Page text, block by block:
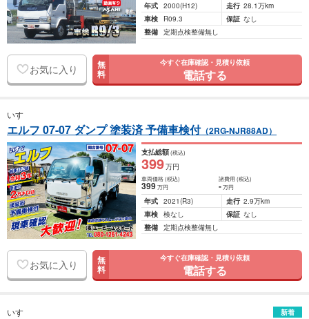
年式 2000(H12) 走行 28.1万km
車検
R09.3 保証 なし
整備 定期点検整備無し
お気に入り 無
料
今すぐ在庫確認・見積り依頼
電話する
いすゞ
エルフ 07-07 ダンプ 塗装済 予備車検付（2RG-NJR88AD）
支払総額(税込)
399万円
車両価格(税込)
399万円
諸費用 (税込)
- 万円
年式 2021(R3) 走行 2.9万km
車検 検なし 保証 なし
整備 定期点検整備無し
お気に入り 無
料
今すぐ在庫確認・見積り依頼
電話する
いすゞ 新着